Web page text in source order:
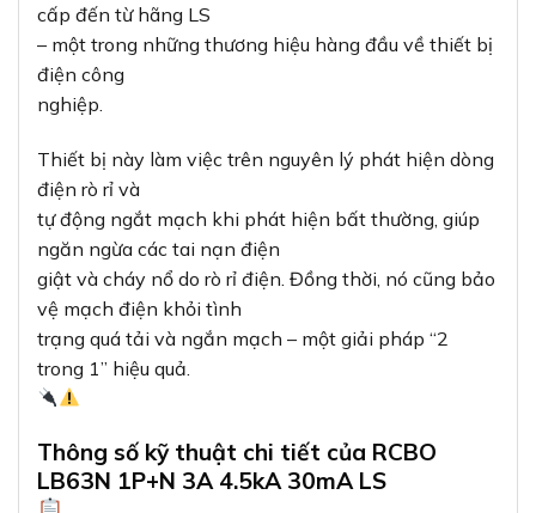
cấp đến từ hãng LS
– một trong những thương hiệu hàng đầu về thiết bị
điện công
nghiệp.
Thiết bị này làm việc trên nguyên lý phát hiện dòng
điện rò rỉ và
tự động ngắt mạch khi phát hiện bất thường, giúp
ngăn ngừa các tai nạn điện
giật và cháy nổ do rò rỉ điện. Đồng thời, nó cũng bảo
vệ mạch điện khỏi tình
trạng quá tải và ngắn mạch – một giải pháp “2
trong 1” hiệu quả.
Thông số kỹ thuật chi tiết của RCBO
LB63N 1P+N 3A 4.5kA 30mA LS